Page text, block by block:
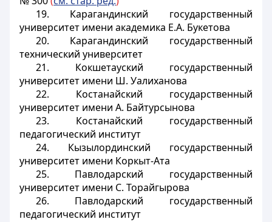
19. Карагандинский государственный
университет имени академика Е.А. Букетова
20. Карагандинский государственный
технический университет
21. Кокшетауский государственный
университет имени Ш. Уалиханова
22. Костанайский государственный
университет имени А. Байтурсынова
23. Костанайский государственный
педагогический институт
24. Кызылординский государственный
университет имени Коркыт-Ата
25. Павлодарский государственный
университет имени С. Торайгырова
26. Павлодарский государственный
педагогический институт